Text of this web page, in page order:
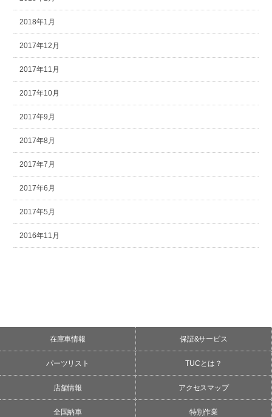
2018年1月
2017年12月
2017年11月
2017年10月
2017年9月
2017年8月
2017年7月
2017年6月
2017年5月
2016年11月
在庫車情報 保証&サービス
パーツリスト TUCとは？
店舗情報 アクセスマップ
全国納車 特別作業